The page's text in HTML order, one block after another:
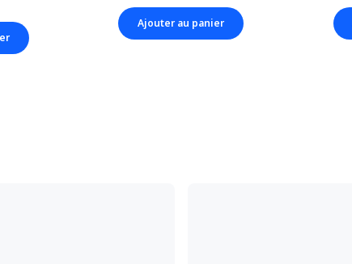
Ajouter au panier